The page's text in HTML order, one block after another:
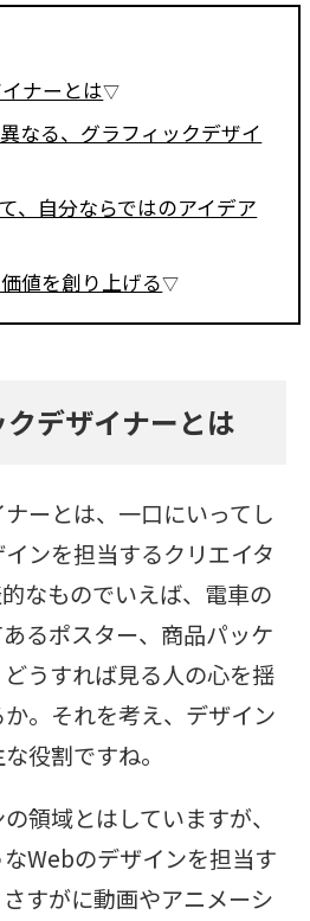
ナーとは
なる、グラフィックデザイ
、自分ならではのアイデア
値を創り上げる
デザイナーとは
ーとは、一口にいってし
ンを担当するクリエイタ
なものでいえば、電車の
るポスター、商品パッケ
うすれば見る人の心を揺
。それを考え、デザイン
役割ですね。
領域とはしていますが、
Webのデザインを担当す
すがに動画やアニメーシ